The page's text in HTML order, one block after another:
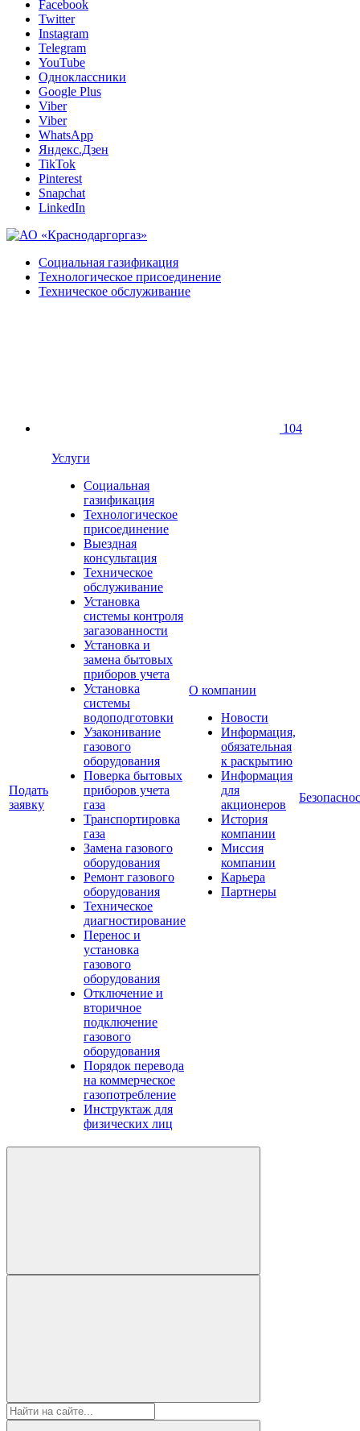
Facebook
Twitter
Instagram
Telegram
YouTube
Одноклассники
Google Plus
Viber
Viber
WhatsApp
Яндекс.Дзен
TikTok
Pinterest
Snapchat
LinkedIn
Социальная газификация
Технологическое присоединение
Техническое обслуживание
104
Подать
заявку
Услуги
Социальная
газификация
Технологическое
присоединение
Выездная
консультация
Техническое
обслуживание
Установка
системы контроля
загазованности
Установка и
замена бытовых
приборов учета
Установка
системы
водоподготовки
Узаконивание
газового
оборудования
Поверка бытовых
приборов учета
газа
Транспортировка
газа
Замена газового
оборудования
Ремонт газового
оборудования
Техническое
диагностирование
Перенос и
установка
газового
оборудования
Отключение и
вторичное
подключение
газового
оборудования
Порядок перевода
на коммерческое
газопотребление
Инструктаж для
физических лиц
О компании
Новости
Информация,
обязательная
к раскрытию
Информация
для
акционеров
История
компании
Миссия
компании
Карьера
Партнеры